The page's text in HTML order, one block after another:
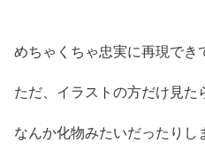
めちゃくちゃ忠実に再現でき
ただ、イラストの方だけ見た
なんか化物みたいだったりし